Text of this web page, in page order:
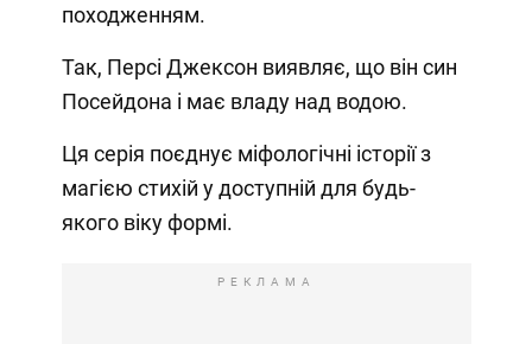
походженням.
Так, Персі Джексон виявляє, що він син
Посейдона і має владу над водою.
Ця серія поєднує міфологічні історії з
магією стихій у доступній для будь-
якого віку формі.
РЕКЛАМА